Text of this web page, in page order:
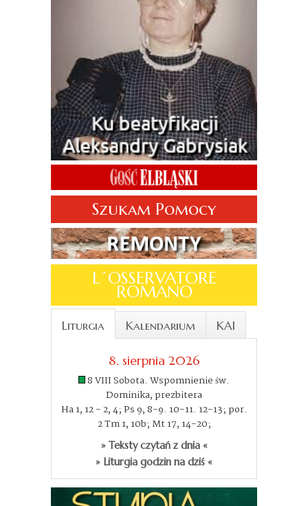
Szukam Pomocy
L´OSSERVATORE
ROMANO
Liturgia Kalendarium KAI
8. sierpnia 2026
8 VIII Sobota. Wspomnienie św.
Dominika, prezbitera
Ha 1, 12 - 2, 4; Ps 9, 8-9. 10-11. 12-13; por.
2 Tm 1, 10b; Mt 17, 14-20;
» Teksty czytań z dnia «
» Liturgia godzin na dziś «